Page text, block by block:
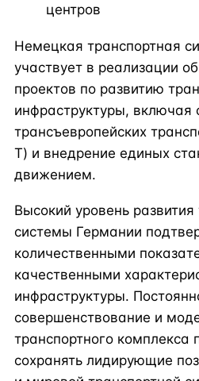
центров
Немецкая транспортная
участвует в реализации
проектов по развитию
инфраструктуры, включая
трансъевропейских
T) и внедрение единых
движением.
Высокий уровень развития
системы Германии
количественными
качественными
инфраструктуры.
совершенствование и
транспортного комплекса
сохранять лидирующие